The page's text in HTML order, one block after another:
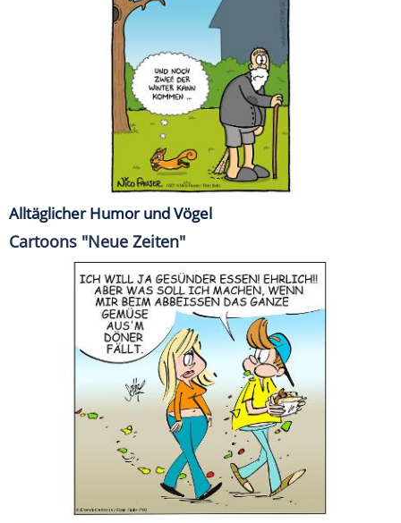
Alltäglicher Humor und Vögel
Cartoons "Neue Zeiten"